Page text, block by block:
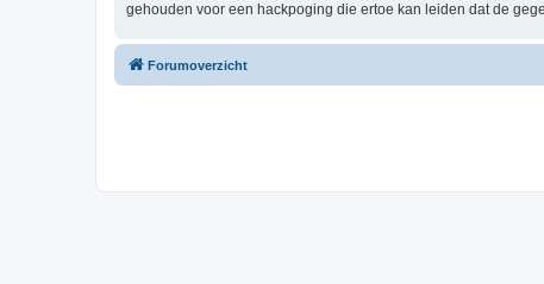
gehouden voor een hackpoging die ertoe kan leiden dat de
Forumoverzicht